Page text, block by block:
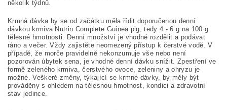
několik týdnů.
Krmná dávka by se od začátku měla řídit doporučenou denní
dávkou krmiva Nutrin Complete Guinea pig, tedy 4 - 6 g na 100 g
tělesné hmotnosti. Denní množství je vhodné rozdělit a podávat
ráno a večer. Vždy zajistěte neomezený přístup k čerstvé vodě. V
případě, že morče pravidelně nekonzumuje vše nebo není
pozorován úbytek sena, je vhodné denní dávku snížit. Zpestření ve
formě zeleného krmiva, čerstvého ovoce, zeleniny a ohryzu je
možné. Veškeré změny, týkající se krmné dávky, by měly být
prováděny s ohledem na tělesnou hmotnost, kondici a zdravotní
stav jedince.